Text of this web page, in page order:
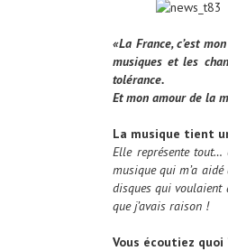
«La France, c’est
musiques et les
tolérance.
Et mon amour de la
La musique tient
Elle représente tout…
musique qui m’a aidé
disques qui voulaient
que j’avais raison !
Vous écoutiez quoi